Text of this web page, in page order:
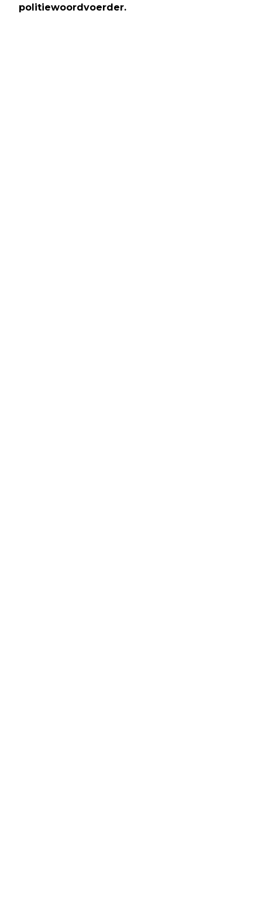
politiewoordvoerder.